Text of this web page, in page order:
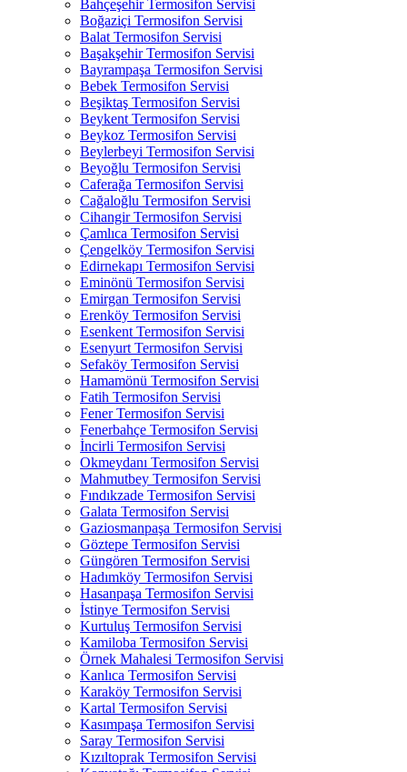
Bahçeşehir Termosifon Servisi
Boğaziçi Termosifon Servisi
Balat Termosifon Servisi
Başakşehir Termosifon Servisi
Bayrampaşa Termosifon Servisi
Bebek Termosifon Servisi
Beşiktaş Termosifon Servisi
Beykent Termosifon Servisi
Beykoz Termosifon Servisi
Beylerbeyi Termosifon Servisi
Beyoğlu Termosifon Servisi
Caferağa Termosifon Servisi
Cağaloğlu Termosifon Servisi
Cihangir Termosifon Servisi
Çamlıca Termosifon Servisi
Çengelköy Termosifon Servisi
Edirnekapı Termosifon Servisi
Eminönü Termosifon Servisi
Emirgan Termosifon Servisi
Erenköy Termosifon Servisi
Esenkent Termosifon Servisi
Esenyurt Termosifon Servisi
Sefaköy Termosifon Servisi
Hamamönü Termosifon Servisi
Fatih Termosifon Servisi
Fener Termosifon Servisi
Fenerbahçe Termosifon Servisi
İncirli Termosifon Servisi
Okmeydanı Termosifon Servisi
Mahmutbey Termosifon Servisi
Fındıkzade Termosifon Servisi
Galata Termosifon Servisi
Gaziosmanpaşa Termosifon Servisi
Göztepe Termosifon Servisi
Güngören Termosifon Servisi
Hadımköy Termosifon Servisi
Hasanpaşa Termosifon Servisi
İstinye Termosifon Servisi
Kurtuluş Termosifon Servisi
Kamiloba Termosifon Servisi
Örnek Mahalesi Termosifon Servisi
Kanlıca Termosifon Servisi
Karaköy Termosifon Servisi
Kartal Termosifon Servisi
Kasımpaşa Termosifon Servisi
Saray Termosifon Servisi
Kızıltoprak Termosifon Servisi